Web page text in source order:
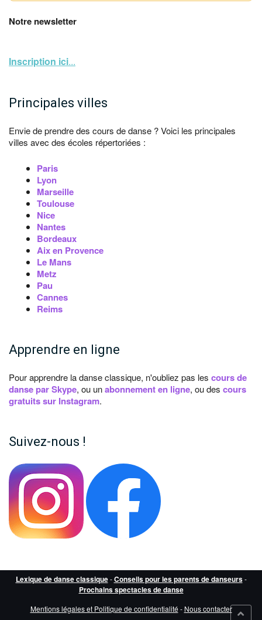
Notre newsletter
Inscription ici...
Principales villes
Envie de prendre des cours de danse ? Voici les principales
villes avec des écoles répertoriées :
Paris
Lyon
Marseille
Toulouse
Nice
Nantes
Bordeaux
Aix en Provence
Le Mans
Metz
Pau
Cannes
Reims
Apprendre en ligne
Pour apprendre la danse classique, n'oubliez pas les cours de
danse par Skype, ou unabonnement en ligne, ou des cours
gratuits sur Instagram.
Suivez-nous !
Lexique de danse classique-Conseils pour les parents de danseurs-
Prochains spectacles de danse
Mentions légales et Politique de confidentialité - Nous contacter